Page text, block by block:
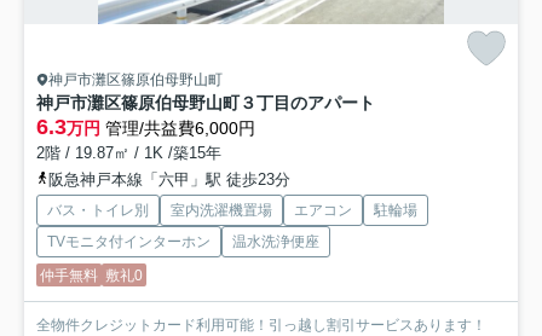
神戸市灘区篠原伯母野山町
神戸市灘区篠原伯母野山町３丁目のアパート
6.3万円 管理/共益費6,000円
2階 / 19.87㎡ / 1K /築15年
阪急神戸本線「六甲」駅 徒歩23分
バス・トイレ別 室内洗濯機置場 エアコン
駐輪場
TVモニタ付インターホン
温水洗浄便座
仲手無料 敷礼0
全物件クレジットカード利用可能！引っ越し割引サービスあります！